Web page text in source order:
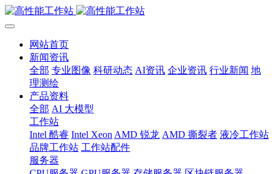
网站首页
新闻资讯
全部 专业图像 科研动态 AI资讯 企业资讯 行业新闻 地
理测绘
产品资料
全部 AI 大模型
工作站
Intel 酷睿 Intel Xeon AMD 锐龙 AMD 撕裂者 液冷工作站
品牌工作站 工作站配件
服务器